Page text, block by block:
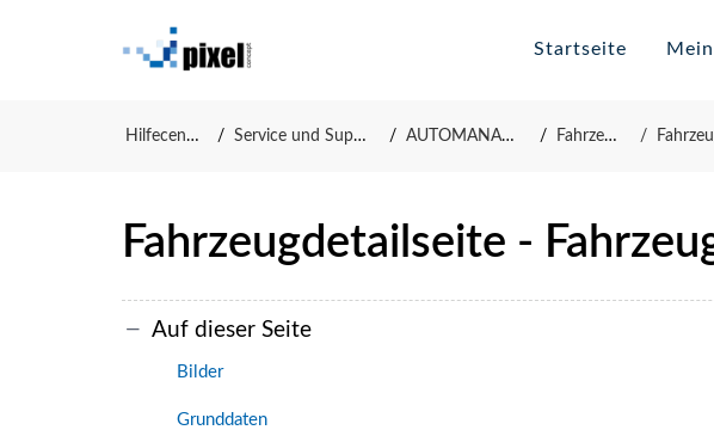
Startseite
Hilfecenter Service und Support AUTOMANAGER Fahrzeuge
Fahrzeugdetailseite -
Auf dieser Seite
Bilder
Grunddaten